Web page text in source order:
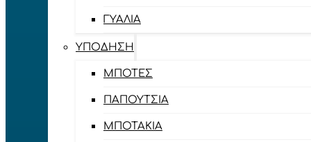
ΓΥΑΛΙΆ
ΥΠΌΔΗΣΗ
ΜΠΌΤΕΣ
ΠΑΠΟΎΤΣΙΑ
ΜΠΟΤΆΚΙΑ